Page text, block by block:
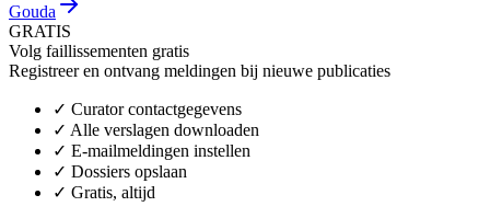
Gouda
GRATIS
Volg faillissementen gratis
Registreer en ontvang meldingen bij nieuwe publicaties
✓ Curator contactgegevens
✓ Alle verslagen downloaden
✓ E-mailmeldingen instellen
✓ Dossiers opslaan
✓ Gratis, altijd